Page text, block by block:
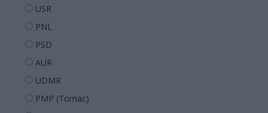
USR
PNL
PSD
AUR
UDMR
PMP (Tomac)